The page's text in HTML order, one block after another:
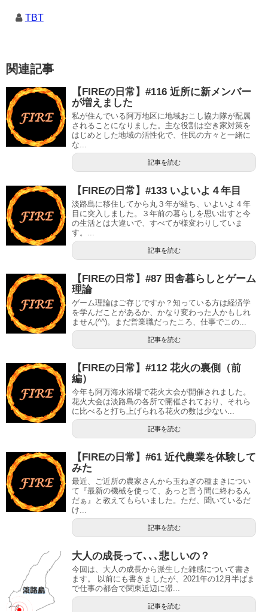
TBT
関連記事
【FIREの日常】#116 近所に新メンバー
が増えました
私が住んでいる阿万地区に地域おこし協力隊が配属
されることになりました。主な役割は空き家対策を
はじめとした地域の活性化で、住民の方々と一緒に
な...
記事を読む
【FIREの日常】#133 いよいよ４年目
淡路島に移住してから丸３年が経ち、いよいよ４年
目に突入しました。３年前の暮らしを思い出すと今
の生活とは大違いで、すべてが様変わりしていま
す。...
記事を読む
【FIREの日常】#87 田舎暮らしとゲーム
理論
ゲーム理論はご存じですか？知っている方は経済学
を学んだことがあるか、かなり変わった人かもしれ
ません(^^)。まだ営業職だったころ、仕事でこの...
記事を読む
【FIREの日常】#112 花火の裏側（前
編）
今年も阿万海水浴場で花火大会が開催されました。
花火大会は淡路島の各所で開催されており、それら
に比べると打ち上げられる花火の数は少ない...
記事を読む
【FIREの日常】#61 近代農業を体験して
みた
最近、ご近所の農家さんから玉ねぎの種まきについ
て『最新の機械を使って、あっと言う間に終わるん
だぁ』と教えてもらいました。ただ、聞いているだ
け...
記事を読む
大人の成長って､､､悲しいの？
今回は、大人の成長から派生した雑感について書き
ます。 以前にも書きましたが、2021年の12月半ばま
で仕事の都合で関東近辺に滞...
記事を読む